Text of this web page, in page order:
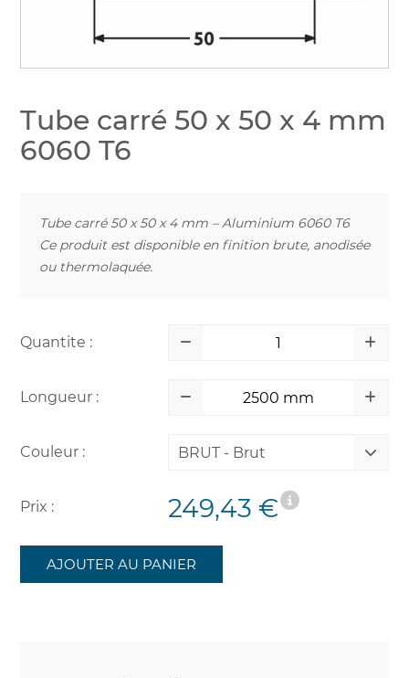
Tube carré 50 x 50 x 4 mm
6060 T6
Tube carré 50 x 50 x 4 mm – Aluminium 6060 T6
Ce produit est disponible en finition brute, anodisée
ou thermolaquée.
Quantite :
Longueur :
Couleur : BRUT - Brut
Prix : 249,43 €
AJOUTER AU PANIER